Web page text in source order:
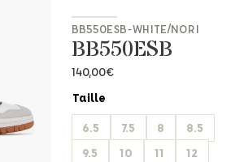
BB550ESB-WHITE/NORI
BB550ESB
140,00€
Taille
6.5
7.5 8
8.5
9.5
10 11
12